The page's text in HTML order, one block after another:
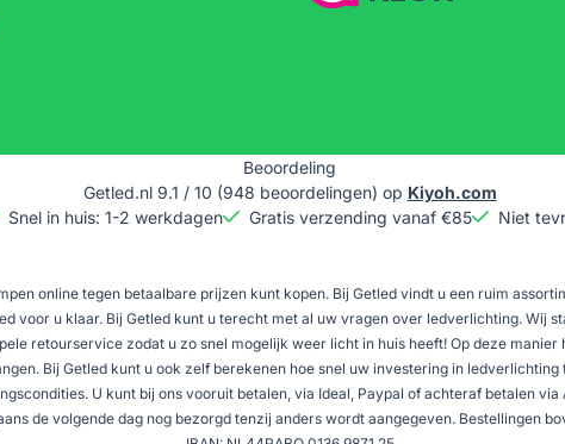
Beoordeling
Getled.nl 9.1 / 10 (948 beoordelingen) op Kiyoh.com
Snel in huis: 1-2 werkdagen Gratis verzending vanaf €85 Niet
online tegen betaalbare prijzen kunt kopen. Bij Getled vindt u een ruim
voor u klaar. Bij Getled kunt u terecht met al uw vragen over ledverlichting. Wij
retourservice zodat u zo snel mogelijk weer licht in huis heeft! Op deze
Bij Getled kunt u ook zelf berekenen hoe snel uw investering in
U kunt bij ons vooruit betalen, via Ideal, Paypal of achteraf betalen
de volgende dag nog bezorgd tenzij anders wordt aangegeven. Bestellingen